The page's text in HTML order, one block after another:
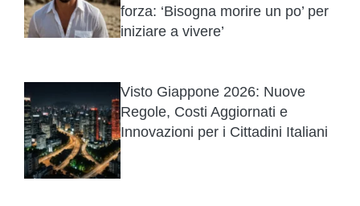
forza: ‘Bisogna morire un po’ per
iniziare a vivere’
Visto Giappone 2026: Nuove
Regole, Costi Aggiornati e
Innovazioni per i Cittadini Italiani